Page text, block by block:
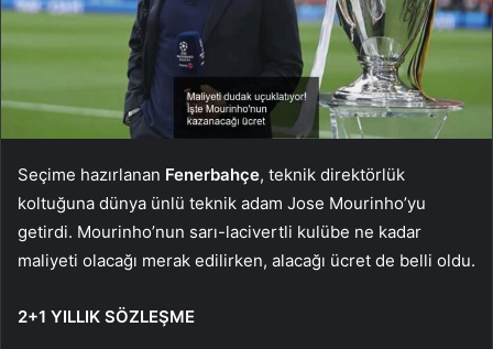
Seçime hazırlanan Fenerbahçe, teknik direktörlük
koltuğuna dünya ünlü teknik adam Jose Mourinho’yu
getirdi. Mourinho’nun sarı-lacivertli kulübe ne kadar
maliyeti olacağı merak edilirken, alacağı ücret de belli oldu.
2+1 YILLIK SÖZLEŞME